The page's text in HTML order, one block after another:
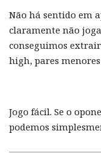
Não há sentido em
claramente não
conseguimos
high, pares
Jogo fácil. Se o
podemos